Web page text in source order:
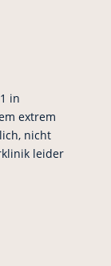
in
extrem
nicht
leider